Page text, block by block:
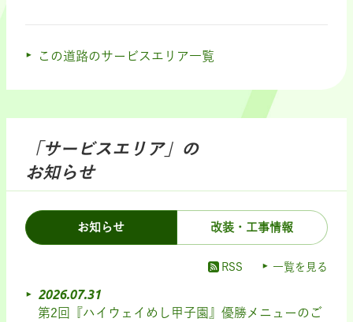
この道路のサービスエリア一覧
「サービスエリア」の
お知らせ
お知らせ 改装・工事情報
RSS 一覧を見る
2026.07.31
第2回『ハイウェイめし甲子園』優勝メニューのご